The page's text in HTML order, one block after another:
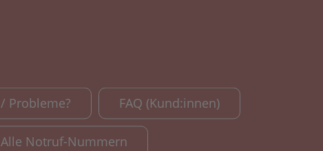
Probleme? FAQ (Kund:innen)
Alle Notruf-Nummern